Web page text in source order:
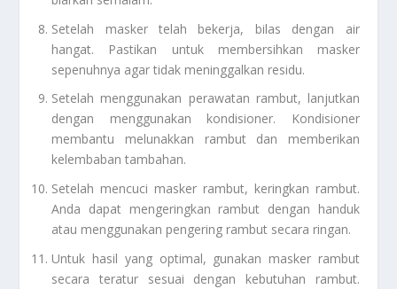
Setelah masker telah bekerja, bilas dengan air
hangat. Pastikan untuk membersihkan masker
sepenuhnya agar tidak meninggalkan residu.
Setelah menggunakan perawatan rambut, lanjutkan
dengan menggunakan kondisioner. Kondisioner
membantu melunakkan rambut dan memberikan
kelembaban tambahan.
Setelah mencuci masker rambut, keringkan rambut.
Anda dapat mengeringkan rambut dengan handuk
atau menggunakan pengering rambut secara ringan.
Untuk hasil yang optimal, gunakan masker rambut
secara teratur sesuai dengan kebutuhan rambut.